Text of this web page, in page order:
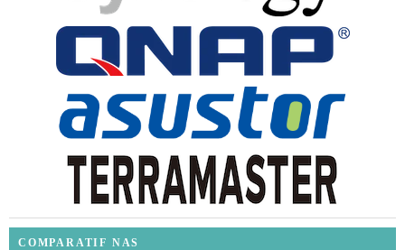
COMPARATIF NAS